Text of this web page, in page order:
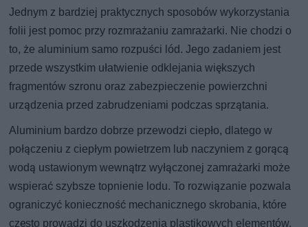
Jednym z bardziej praktycznych sposobów wykorzystania
folii jest pomoc przy rozmrażaniu zamrażarki. Nie chodzi o
to, że aluminium samo rozpuści lód. Jego zadaniem jest
przede wszystkim ułatwienie odklejania większych
fragmentów szronu oraz zabezpieczenie powierzchni
urządzenia przed zabrudzeniami podczas sprzątania.
Aluminium bardzo dobrze przewodzi ciepło, dlatego w
połączeniu z ciepłym powietrzem lub naczyniem z gorącą
wodą ustawionym wewnątrz wyłączonej zamrażarki może
wspierać szybsze topnienie lodu. To rozwiązanie pozwala
ograniczyć konieczność mechanicznego skrobania, które
często prowadzi do uszkodzenia plastikowych elementów.